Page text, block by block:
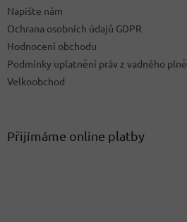
Napište nám
Ochrana osobních údajů GDPR
Hodnocení obchodu
Podmínky uplatnění práv z vadného
Velkoobchod
Přijímáme online platby